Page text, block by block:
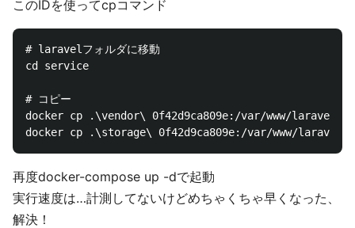
このIDを使ってcpコマンド
# laravelフォルダに移動
cd service
# コピー
docker cp .\vendor\ 0f42d9ca809e:/var/www/laravel
再度docker-compose up -dで起動
実行速度は…計測してないけどめちゃくちゃ早くなった、
解決！